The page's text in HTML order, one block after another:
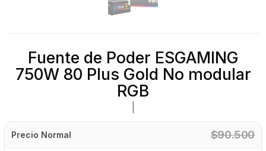
Fuente de Poder ESGAMING
750W 80 Plus Gold No modular
RGB
Precio Normal $90.500